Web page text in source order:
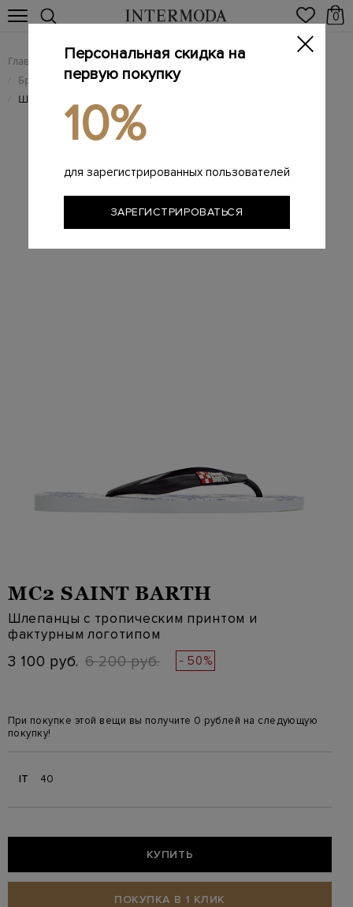
0
Главная Женщинам / Женская обувь
/ Брендовые женские шлепанцы
/ Шлепанцы с тропическим принтом и фактурным логотипом
MC2 SAINT BARTH
Шлепанцы с тропическим принтом и
фактурным логотипом
3 100 руб. 6 200 руб. - 50%
При покупке этой вещи вы получите 0 рублей на следующую
покупку!
IT 40
КУПИТЬ
ПОКУПКА В 1 КЛИК
Персональная скидка на
первую покупку
10%
для зарегистрированных пользователей
ЗАРЕГИСТРИРОВАТЬСЯ